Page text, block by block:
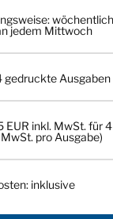
jedem Mittwoch
gedruckte Ausgaben
EUR inkl. MwSt. für
pro Ausgabe)
inklusive